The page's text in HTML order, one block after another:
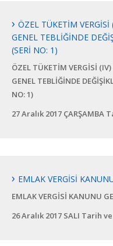
ÖZEL TÜKETİM
GENEL TEBLİĞİNDE
(SERİ NO: 1)
ÖZEL TÜKETİM VERGİSİ
GENEL TEBLİĞİNDE
NO: 1)
27 Aralık 2017 ÇARŞAMBA
EMLAK VERGİSİ
EMLAK VERGİSİ KANUNU
26 Aralık 2017 SALI Tarih